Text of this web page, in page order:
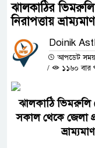
ঝালকাঠির ভিমরুলি
নিরাপত্তায়
Doinik
আপডেট সময়
/
১১৬০ বার
ঝালকাঠি ভিমরুলি
সকাল থেকে জেলা